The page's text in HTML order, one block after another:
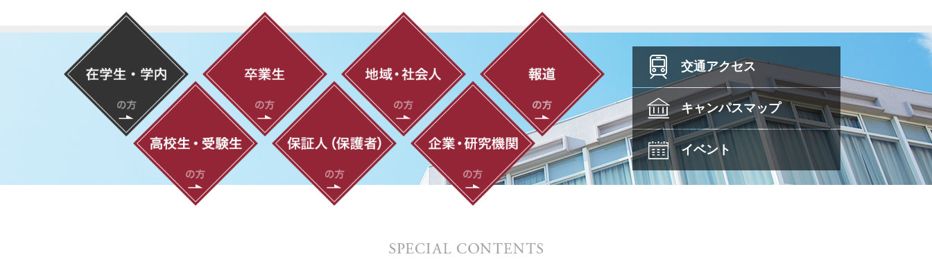
交通アクセス
キャンパスマップ
イベント